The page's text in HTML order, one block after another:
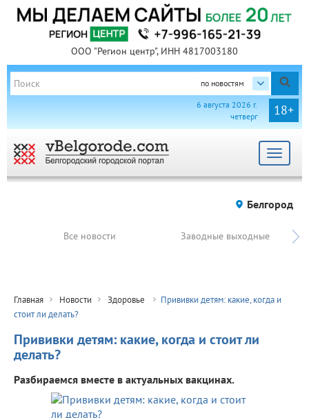
ООО "Регион центр", ИНН 4817003180
по новостям
18+
6 августа 2026 г.
четверг
Toggle
Белгород
Все новости Заводные выходные
Главная Новости Здоровье
Прививки детям: какие, когда и
стоит ли делать?
Прививки детям: какие, когда и стоит ли
делать?
Разбираемся вместе в актуальных вакцинах.